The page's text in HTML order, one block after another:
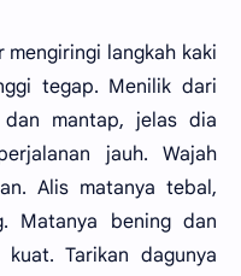
mengiringi langkah kaki
tegap. Menilik dari
mantap, jelas dia
jauh. Wajah
Alis matanya tebal,
Matanya bening dan
Tarikan dagunya